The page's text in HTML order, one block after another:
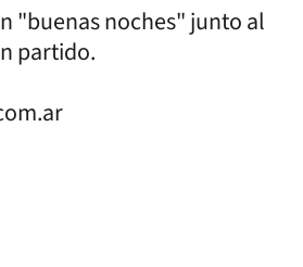
"buenas noches" junto al
partido.